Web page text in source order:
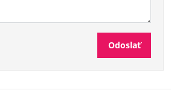
Odoslať